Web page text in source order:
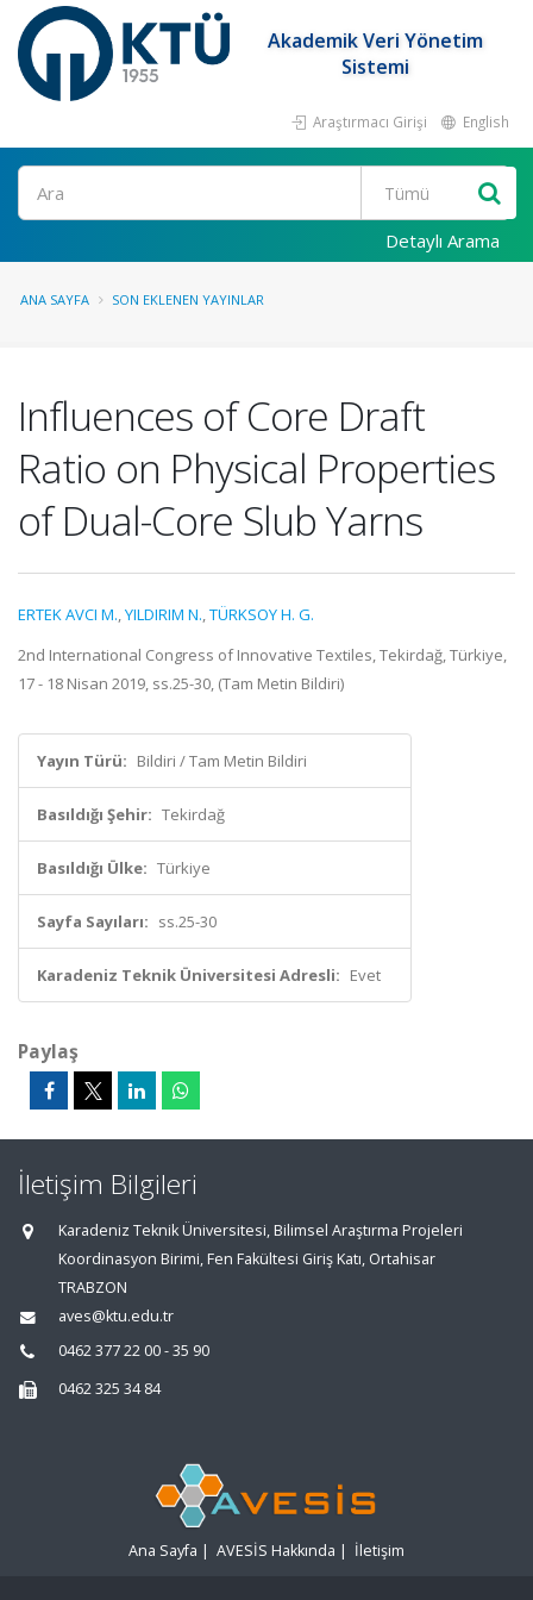
Akademik Veri Yönetim
Sistemi
Araştırmacı Girişi English
Ara
Detaylı Arama
ANA SAYFA SON EKLENEN YAYINLAR
Influences of Core Draft
Ratio on Physical Properties
of Dual-Core Slub Yarns
ERTEK AVCI M.,YILDIRIM N.,TÜRKSOY H. G.
2nd International Congress of Innovative Textiles, Tekirdağ, Türkiye,
17 - 18 Nisan 2019, ss.25-30, (Tam Metin Bildiri)
Yayın Türü: Bildiri / Tam Metin Bildiri
Basıldığı Şehir: Tekirdağ
Basıldığı Ülke: Türkiye
Sayfa Sayıları: ss.25-30
Karadeniz Teknik Üniversitesi Adresli: Evet
Paylaş
İletişim Bilgileri
Karadeniz Teknik Üniversitesi, Bilimsel Araştırma Projeleri
Koordinasyon Birimi, Fen Fakültesi Giriş Katı, Ortahisar
TRABZON
aves@ktu.edu.tr
0462 377 22 00 - 35 90
0462 325 34 84
Ana Sayfa | AVESİS Hakkında | İletişim